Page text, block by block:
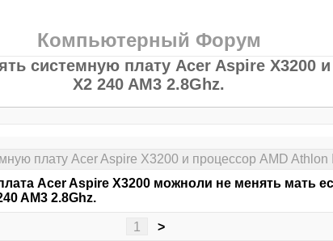
Компьютерный Форум
системную плату Acer Aspire X3200
X2 240 AM3 2.8Ghz.
плату Acer Aspire X3200 и процессор AMD Athlon
Acer Aspire X3200 можноли не менять мать
AM3 2.8Ghz.
1 >